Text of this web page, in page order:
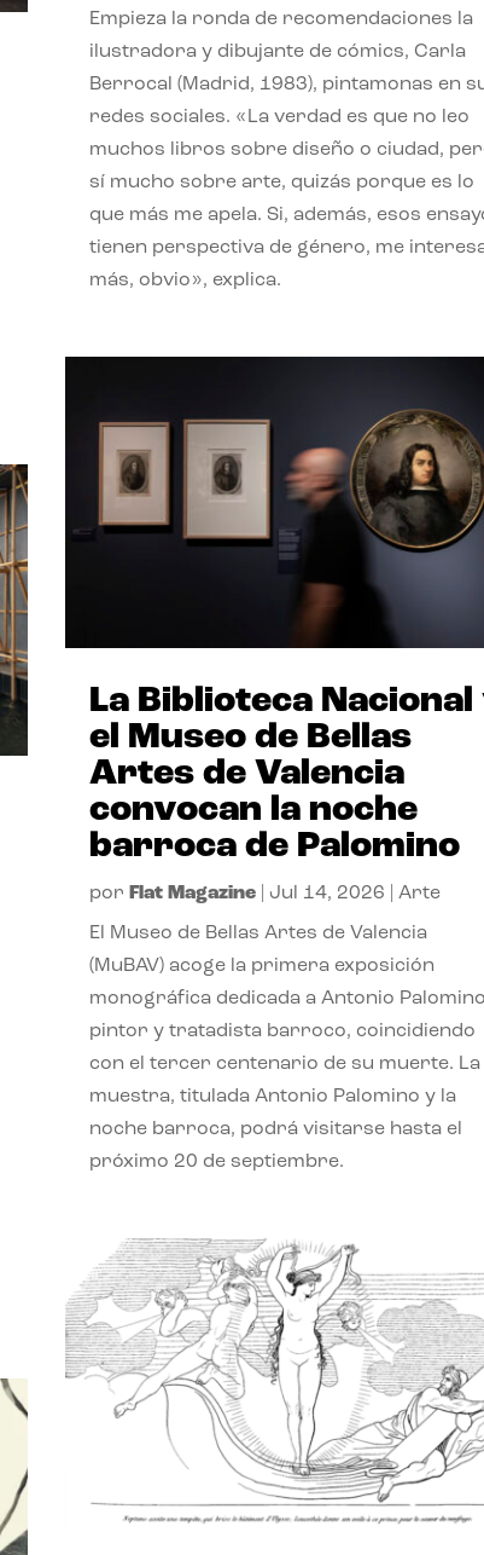
Empieza la ronda de recomendaciones la
ilustradora y dibujante de cómics, Carla
Berrocal (Madrid, 1983), pintamonas en
redes sociales. «La verdad es que no leo
muchos libros sobre diseño o ciudad,
sí mucho sobre arte, quizás porque es lo
que más me apela. Si, además, esos
tienen perspectiva de género, me
más, obvio», explica.
La Biblioteca Nacional
el Museo de Bellas
Artes de Valencia
convocan la noche
barroca de Palomino
por Flat Magazine| Jul 14, 2026 Arte
El Museo de Bellas Artes de Valencia
(MuBAV) acoge la primera exposición
monográfica dedicada a Antonio
pintor y tratadista barroco, coincidiendo
con el tercer centenario de su muerte. La
muestra, titulada Antonio Palomino y la
noche barroca, podrá visitarse hasta el
próximo 20 de septiembre.